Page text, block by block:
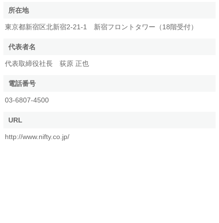
未公開です
温室効果ガス排出量
所在地
東京都新宿区北新宿2-21-1 新宿フロントタワー（18階受付）
代表者名
代表取締役社長 荻原 正也
電話番号
03-6807-4500
URL
http://www.nifty.co.jp/